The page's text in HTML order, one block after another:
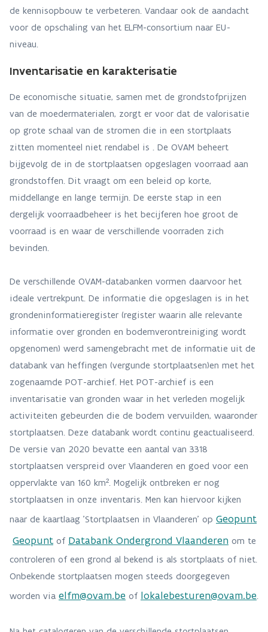
de kennisopbouw te verbeteren. Vandaar ook de aandacht
voor de opschaling van het ELFM-consortium naar EU-
niveau.
Inventarisatie en karakterisatie
De economische situatie, samen met de grondstofprijzen
van de moedermaterialen, zorgt er voor dat de valorisatie
op grote schaal van de stromen die in een stortplaats
zitten momenteel niet rendabel is . De OVAM beheert
bijgevolg de in de stortplaatsen opgeslagen voorraad aan
grondstoffen. Dit vraagt om een beleid op korte,
middellange en lange termijn. De eerste stap in een
dergelijk voorraadbeheer is het becijferen hoe groot de
voorraad is en waar de verschillende voorraden zich
bevinden.
De verschillende OVAM-databanken vormen daarvoor het
ideale vertrekpunt. De informatie die opgeslagen is in het
grondeninformatieregister (register waarin alle relevante
informatie over gronden en bodemverontreiniging wordt
opgenomen) werd samengebracht met de informatie uit de
databank van heffingen (vergunde stortplaatsen)en met het
zogenaamde POT-archief. Het POT-archief is een
inventarisatie van gronden waar in het verleden mogelijk
activiteiten gebeurden die de bodem vervuilden, waaronder
stortplaatsen. Deze databank wordt continu geactualiseerd.
De versie van 2020 bevatte een aantal van 3318
stortplaatsen verspreid over Vlaanderen en goed voor een
oppervlakte van 160 km². Mogelijk ontbreken er nog
stortplaatsen in onze inventaris. Men kan hiervoor kijken
naar de kaartlaag 'Stortplaatsen in Vlaanderen' op Geopunt
Geopunt of Databank Ondergrond Vlaanderen om te
controleren of een grond al bekend is als stortplaats of niet.
Onbekende stortplaatsen mogen steeds doorgegeven
worden via elfm@ovam.be of lokalebesturen@ovam.be.